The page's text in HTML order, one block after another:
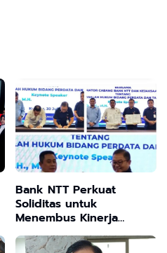
Bank NTT Perkuat
Soliditas untuk
Menembus Kinerja
Terbaik